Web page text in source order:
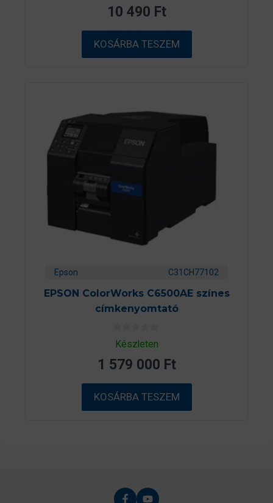
b
ő
l
10 490 Ft
KOSÁRBA TESZEM
Epson C31CH77102
EPSON ColorWorks C6500AE színes
címkenyomtató
0
a
5
b
ő
l
Készleten
1 579 000 Ft
KOSÁRBA TESZEM